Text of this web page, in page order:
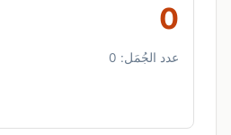
0
عدد الجُمَل: 0